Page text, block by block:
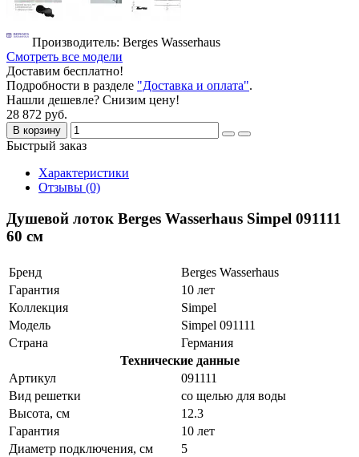
Производитель: Berges Wasserhaus
Смотреть все модели
Доставим бесплатно!
Подробности в разделе "Доставка и оплата".
Нашли дешевле? Снизим цену!
28 872 руб.
В корзину
Быстрый заказ
Характеристики
Отзывы (0)
Душевой лоток Berges Wasserhaus Simpel 091111
60 см
Бренд
Berges Wasserhaus
Гарантия
10 лет
Коллекция
Simpel
Модель
Simpel 091111
Страна
Германия
Технические данные
Артикул
091111
Вид решетки
со щелью для воды
Высота, см
12.3
Гарантия
10 лет
Диаметр подключения, см
5